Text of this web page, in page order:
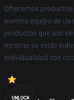
Ofrecemos
nuestro equipo de
productos que son
mostrar su estilo
individualidad con
UNLOCK